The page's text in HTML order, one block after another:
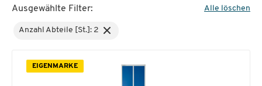
Ausgewählte Filter: Alle löschen
Anzahl Abteile [St.]: 2
EIGENMARKE